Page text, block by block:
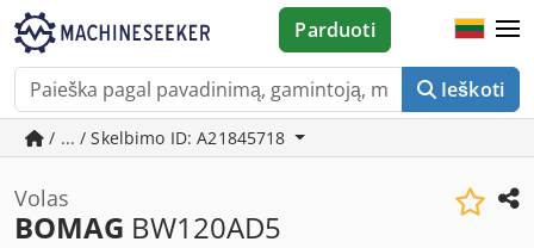
Ieškoti
Parduoti
/ ... / Skelbimo ID: A21845718
Volas
BOMAG BW120AD5